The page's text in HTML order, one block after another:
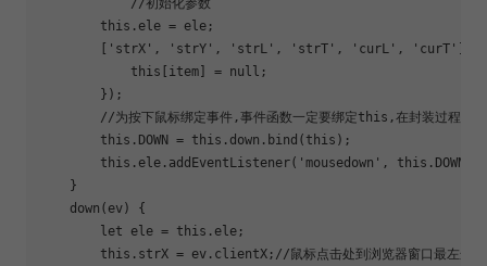
this .ele = ele;
        [
'strX' , 'strY' , 'strL' , 'strT' , 'curL' , 'curT'
this [item] = null ;
        });
//为按下鼠标绑定事件,事件函数一定要绑定this,在封装过程中
this .DOWN = this .down.bind( this );
this .ele.addEventListener( 'mousedown' , this .DOWN);
    }
    down(ev) {
let ele = this .ele;
this .strX = ev.clientX; //鼠标点击处到浏览器窗口最左边